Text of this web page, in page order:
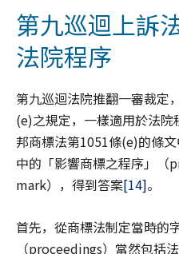
第九巡迴上訴
法院程序
第九巡迴法院推翻一審裁定
(e)之規定，一樣適用於法
邦商標法第1051條(e)的條
中的「影響商標之程序」
mark），得到答案[14]。
首先，從商標法制定當時的
（proceedings）當然包括